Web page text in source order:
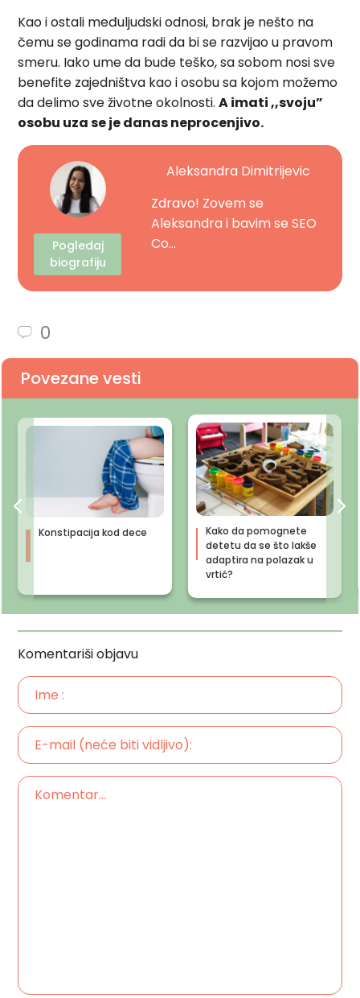
Kao i ostali međuljudski odnosi, brak je nešto na
čemu se godinama radi da bi se razvijao u pravom
smeru. Iako ume da bude teško, sa sobom nosi sve
benefite zajedništva kao i osobu sa kojom možemo
da delimo sve životne okolnosti.A imati ,,svoju”
osobu uza se je danas neprocenjivo.
Pogledaj
biografiju
Aleksandra Dimitrijevic
Zdravo! Zovem se
Aleksandra i bavim se SEO
Co...
0
Povezane vesti
Konstipacija kod dece
Kako da pomognete
detetu da se što lakše
adaptira na polazak u
vrtić?
Komentariši objavu